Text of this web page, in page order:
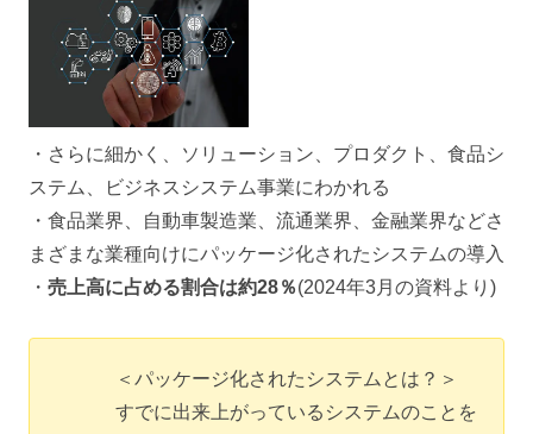
・さらに細かく、ソリューション、プロダクト、食品シ
ステム、ビジネスシステム事業にわかれる
・食品業界、自動車製造業、流通業界、金融業界などさ
まざまな業種向けにパッケージ化されたシステムの導入
・ 売上高に占める割合は約28％(2024年3月の資料より)
＜パッケージ化されたシステムとは？＞
すでに出来上がっているシステムのことを